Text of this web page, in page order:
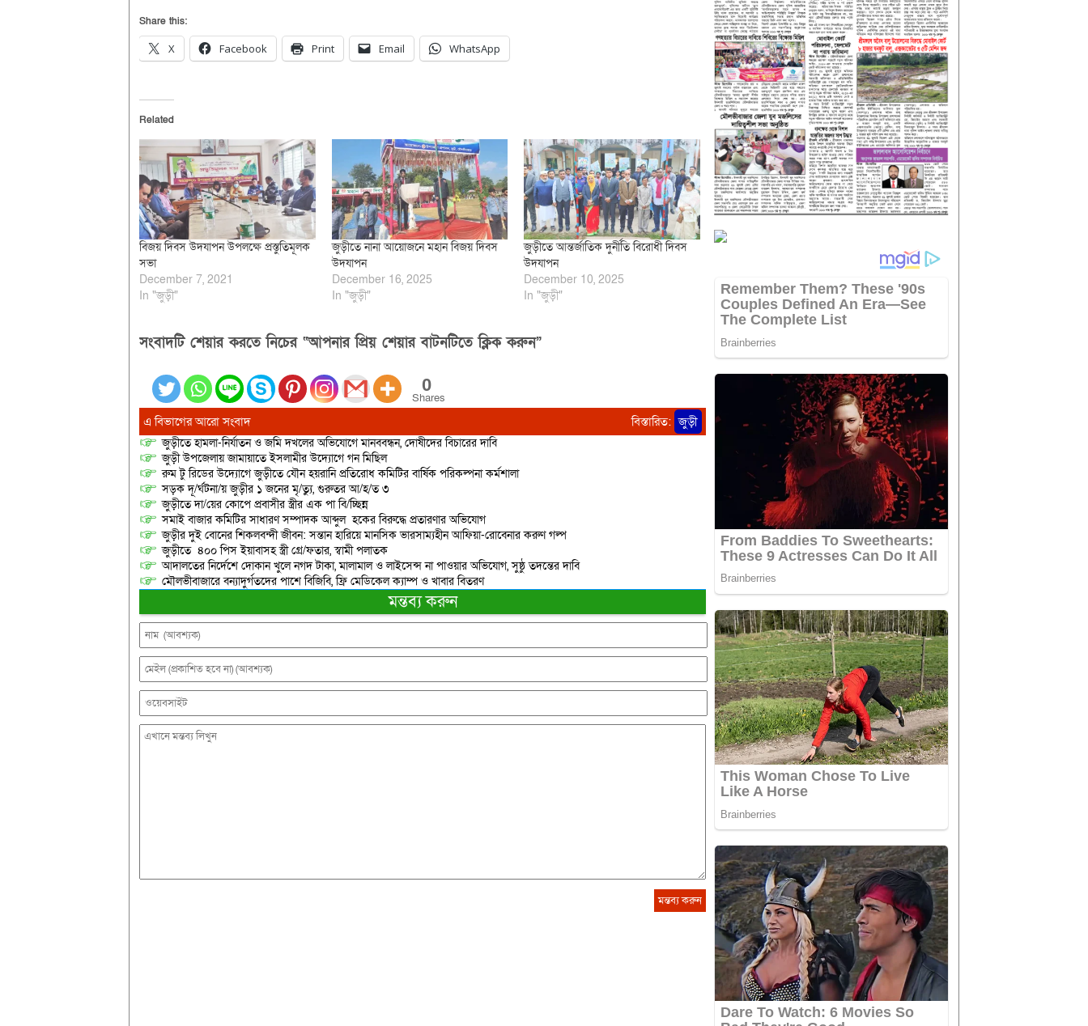
Share this:
X Facebook Print Email WhatsApp
Related
বিজয় দিবস উদযাপন উপলক্ষে প্রস্তুতিমূলক
সভা
December 7, 2021
In "জুড়ী"
জুড়ীতে নানা আয়োজনে মহান বিজয় দিবস
উদযাপন
December 16, 2025
In "জুড়ী"
জুড়ীতে আন্তর্জাতিক দুর্নীতি বিরোধী দিবস
উদযাপন
December 10, 2025
In "জুড়ী"
সংবাদটি শেয়ার করতে নিচের “আপনার প্রিয় শেয়ার বাটনটিতে ক্লিক করুন”
0
Shares
এ বিভাগের আরো সংবাদ বিস্তারিত: জুড়ী
জুড়ীতে হামলা-নির্যাতন ও জমি দখলের অভিযোগে মানববন্ধন, দোষীদের বিচারের দাবি
জুড়ী উপজেলায় জামায়াতে ইসলামীর উদ্যোগে গন মিছিল
রুম টু রিডের উদ্যোগে জুড়ীতে যৌন হয়রানি প্রতিরোধ কমিটির বার্ষিক পরিকল্পনা কর্মশালা
সড়ক দূ/র্ঘটনা/য় জুড়ীর ১ জনের মৃ/ত্যু, গুরুতর আ/হ/ত ৩
জুড়ীতে দা/য়ের কোপে প্রবাসীর স্ত্রীর এক পা বি/চ্ছিন্ন
সমাই বাজার কমিটির সাধারণ সম্পাদক আব্দুল হকের বিরুদ্ধে প্রতারণার অভিযোগ
জুড়ীর দুই বোনের শিকলবন্দী জীবন: সন্তান হারিয়ে মানসিক ভারসাম্যহীন আফিয়া-রোবেনার করুণ গল্প
জুড়ীতে ৪০০ পিস ইয়াবাসহ স্ত্রী গ্রে/ফতার, স্বামী পলাতক
আদালতের নির্দেশে দোকান খুলে নগদ টাকা, মালামাল ও লাইসেন্স না পাওয়ার অভিযোগ, সুষ্ঠু তদন্তের দাবি
মৌলভীবাজারে বন্যাদুর্গতদের পাশে বিজিবি, ফ্রি মেডিকেল ক্যাম্প ও খাবার বিতরণ
মন্তব্য করুন